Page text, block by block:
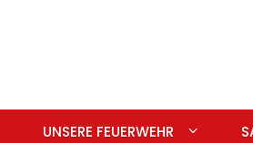
UNSERE FEUERWEHR